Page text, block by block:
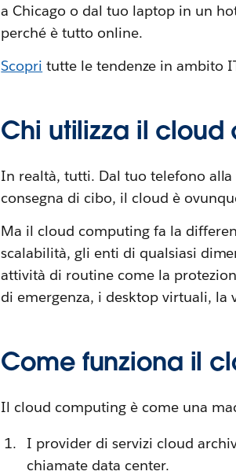
a Chicago o dal tuo laptop in un
perché è tutto online.
Scopri tutte le tendenze in ambito
Chi utilizza il cloud
In realtà, tutti. Dal tuo telefono
consegna di cibo, il cloud è
Ma il cloud computing fa la
scalabilità, gli enti di qualsiasi
attività di routine come la
di emergenza, i desktop virtuali, la
Come funziona il
Il cloud computing è come una
I provider di servizi cloud
chiamate data center.